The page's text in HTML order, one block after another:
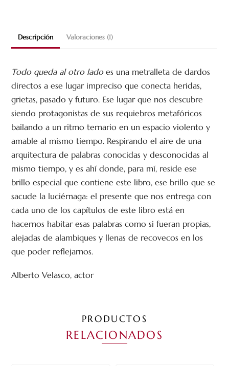
Descripción Valoraciones (1)
Todo queda al otro ladoes una metralleta de dardos
directos a ese lugar impreciso que conecta heridas,
grietas, pasado y futuro. Ese lugar que nos descubre
siendo protagonistas de sus requiebros metafóricos
bailando a un ritmo ternario en un espacio violento y
amable al mismo tiempo. Respirando el aire de una
arquitectura de palabras conocidas y desconocidas al
mismo tiempo, y es ahí donde, para mí, reside ese
brillo especial que contiene este libro, ese brillo que se
sacude la luciérnaga: el presente que nos entrega con
cada uno de los capítulos de este libro está en
hacernos habitar esas palabras como si fueran propias,
alejadas de alambiques y llenas de recovecos en los
que poder reflejarnos.
Alberto Velasco, actor
PRODUCTOS
RELACIONADOS